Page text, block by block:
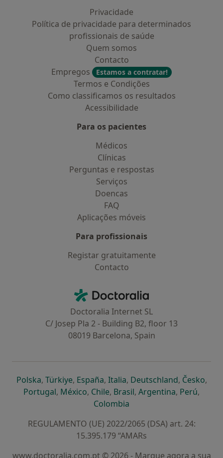
Privacidade
Política de privacidade para determinados
profissionais de saúde
Quem somos
Contacto
Empregos
Estamos a contratar!
Termos e Condições
Como classificamos os resultados
Acessibilidade
Para os pacientes
Médicos
Clínicas
Perguntas e respostas
Serviços
Doencas
FAQ
Aplicações móveis
Para profissionais
Registar gratuitamente
Contacto
Doctoralia - Homepage
Doctoralia Internet SL
C/ Josep Pla 2 - Building B2, floor 13
08019 Barcelona, Spain
Polskaabre num novo separador
, Türkiyeabre num novo separador
, Españaabre num novo separador
, Italiaabre num novo
, Deutschlandabre num
, Česko,
Portugalabre num novo separador
, Méxicoabre num novo separador
, Chileabre num novo separador
, Brasilabre num novo
, Argentinaabre num
, Perúabre
,
Colombia
REGULAMENTO (UE) 2022/2065 (DSA) art. 24:
15.395.179 “AMARs
www.doctoralia.com.pt © 2026 - Marque agora a sua